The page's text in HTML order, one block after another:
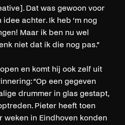
Dat was gewoon voor
achter. Ik heb ‘m nog
Maar ik ben nu wel
niet dat ik die nog pas.”
en komt hij ook zelf uit
“Op een gegeven
drummer in glas gestapt,
Pieter heeft toen
in Eindhoven konden